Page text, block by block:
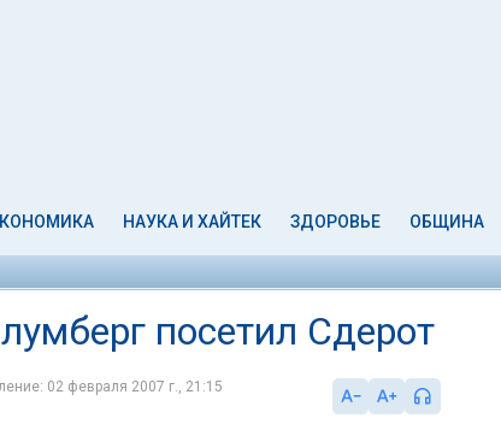
НАУКА И ХАЙТЕК ЗДОРОВЬЕ ОБЩИНА
посетил Сдерот
02 февраля 2007 г., 21:15